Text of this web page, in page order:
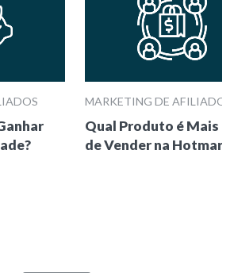
MARKETING DE AFILIADOS
Qual Produto é Mais
de Vender na